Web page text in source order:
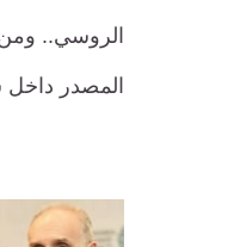
الروسي..
المصدر داخل